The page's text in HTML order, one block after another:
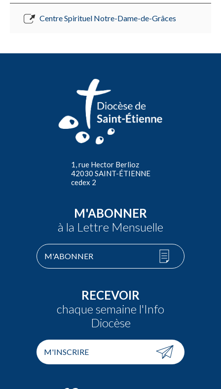
Centre Spirituel Notre-Dame-de-Grâces
1, rue Hector Berlioz
42030 SAINT-ÉTIENNE
cedex 2
M'ABONNER
à la Lettre Mensuelle
M'ABONNER
RECEVOIR
chaque semaine l'Info
Diocèse
M'INSCRIRE